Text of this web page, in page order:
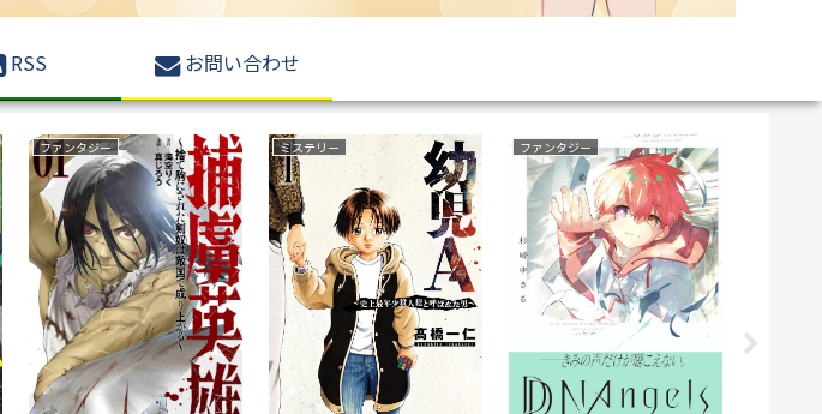
RSS お問い合わせ
ボーイズラブ(BL) 復讐 いじめ